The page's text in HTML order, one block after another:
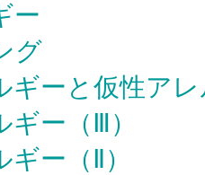
ー
グ
ーと仮性ア
ー（Ⅲ）
ー（Ⅱ）